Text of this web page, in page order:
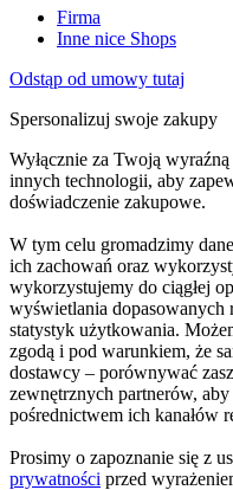
Firma
Inne nice Shops
Odstąp od umowy tutaj
Spersonalizuj swoje zakupy
Wyłącznie za Twoją
innych technologii, aby
doświadczenie zakupowe.
W tym celu gromadzimy
ich zachowań oraz
wykorzystujemy do ciągłej
wyświetlania dopasowanych
statystyk użytkowania.
zgodą i pod warunkiem, że
dostawcy – porównywać
zewnętrznych partnerów,
pośrednictwem ich kanałów
Prosimy o zapoznanie się z
prywatności przed